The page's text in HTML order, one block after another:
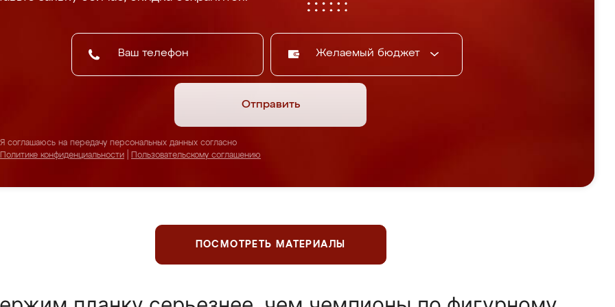
Желаемый бюджет
Отправить
Я соглашаюсь на передачу персональных данных согласно
Политике конфиденциальности
Пользовательскому соглашению
ПОСМОТРЕТЬ МАТЕРИАЛЫ